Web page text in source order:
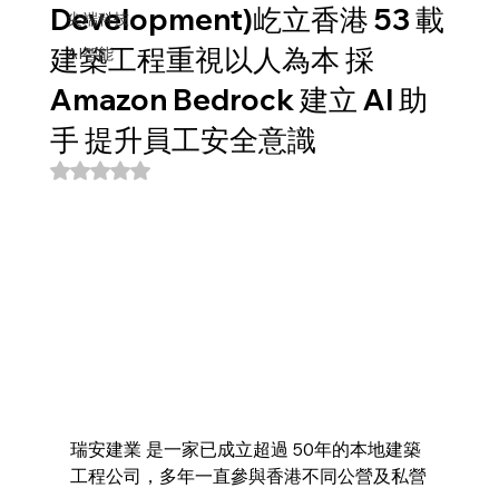
尖端科技
AI智能
Development)屹立香港 53 載
建築工程重視以人為本 採
Amazon Bedrock 建立 AI 助
手 提升員工安全意識
評等為 NaN（最高為 5 顆星）。
瑞安建業 是一家已成立超過 50年的本地建築
工程公司，多年一直參與香港不同公營及私營